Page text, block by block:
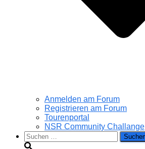
Anmelden am Forum
Registrieren am Forum
Tourenportal
NSR Community Challange
Suchen
nach: